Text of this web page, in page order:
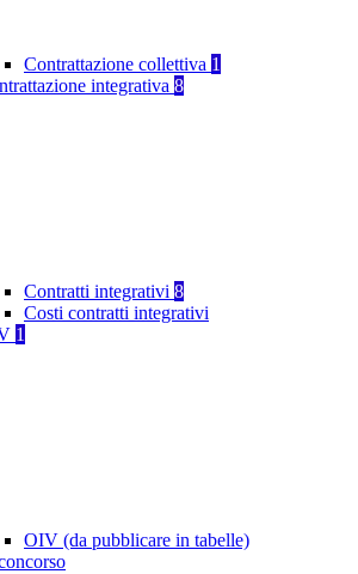
Contrattazione collettiva 1
integrativa 8
Contratti integrativi 8
Costi contratti integrativi
1
OIV (da pubblicare in tabelle)